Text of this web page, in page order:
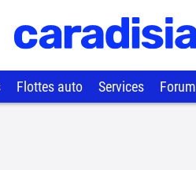
Flottes auto Services Forum